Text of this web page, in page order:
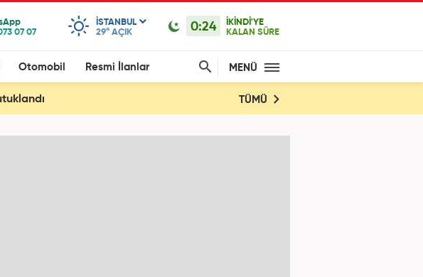
ISTANBUL
29° AÇIK 0:24
İKİNDİ'YE
KALAN SÜRE
Otomobil Resmi İlanlar MENÜ
TÜMÜ